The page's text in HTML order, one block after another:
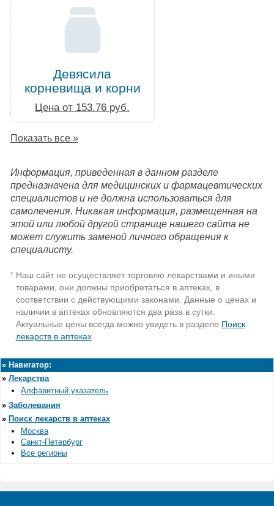
Девясила
корневища и корни
Цена от 153.76 руб.
Показать все »
Информация, приведенная в данном разделе
предназначена для медицинских и фармацевтических
специалистов и не должна использоваться для
самолечения. Никакая информация, размещенная на
этой или любой другой странице нашего сайта не
может служить заменой личного обращения к
специалисту.
* Наш сайт не осуществляет торговлю лекарствами и иными
товарами, они должны приобретаться в аптеках, в
соответствии с действующими законами. Данные о ценах и
наличии в аптеках обновляются два раза в сутки.
Актуальные цены всегда можно увидеть в разделе Поиск
лекарств в аптеках.
» Навигатор:
» Лекарства
Алфавитный указатель
» Заболевания
» Поиск лекарств в аптеках
Москва
Санкт-Петербург
Все регионы